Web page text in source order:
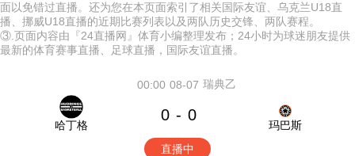
面以免错过直播。还为您在本页面索引了相关国际友谊、乌克兰U18直
播、挪威U18直播的近期比赛列表以及两队历史交锋、两队赛程。
③.页面内容由『24直播网』体育小编整理发布；24小时为球迷朋友提供
最新的体育赛事直播、足球直播，国际友谊直播。
08-07
00:00 瑞典乙
哈丁格
0 - 0
玛巴斯
直播中